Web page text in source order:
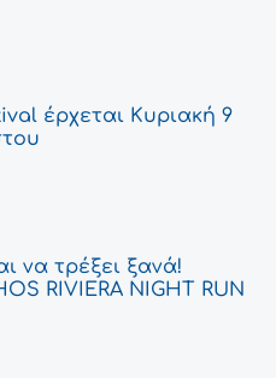
έρχεται Κυριακή 9
να τρέξει ξανά!
RIVIERA NIGHT RUN